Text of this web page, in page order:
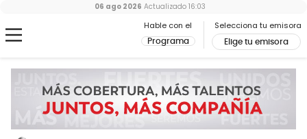
Hable con el
Programa
Selecciona tu emisora
Elige tu emisora
06 ago 2026 Actualizado 16:03